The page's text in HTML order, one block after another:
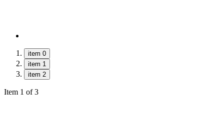
item 0
item 1
item 2
Item 1 of 3